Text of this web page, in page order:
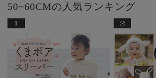
50~60CMの人気ランキング